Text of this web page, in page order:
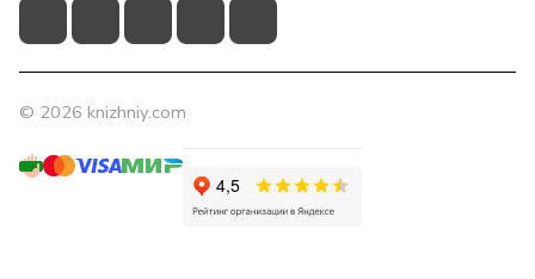
© 2026 knizhniy.com